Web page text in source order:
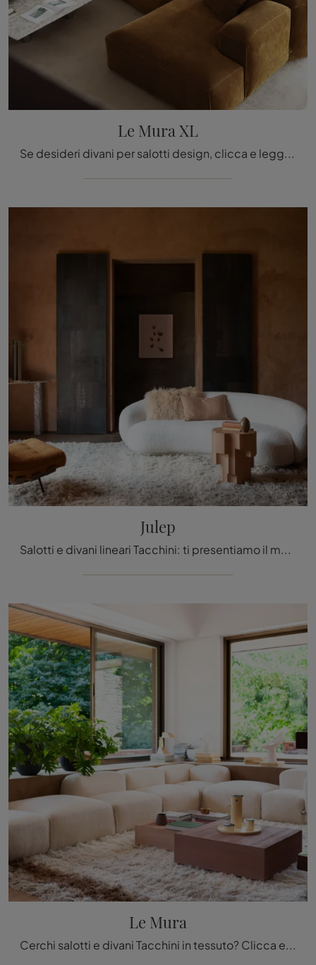
Le Mura XL
Se desideri divani per salotti design, clicca e leggi di più sul modello Le Mura XL in tessuto dell'azienda Tacchini.
Julep
Salotti e divani lineari Tacchini: ti presentiamo il modello Julep in tessuto per impreziosire il living.
Le Mura
Cerchi salotti e divani Tacchini in tessuto? Clicca e ottieni informazioni sul modello Le Mura per spazi design.